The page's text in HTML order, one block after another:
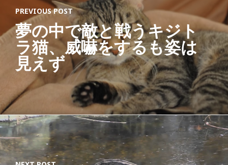
ト
パ
イ
プ
高
節
可
能
PREVIOUS POST
夢の中で敵と戦うキジト
ラ猫、威嚇をするも姿は
見えず